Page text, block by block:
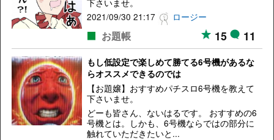
2021/09/30 21:17
ロージー
お題帳 15 11
もし低設定で楽しめて勝てる6号機があるな
らオススメできるのでは
【お題嬢】おすすめパチスロ6号機を教えて
下さいませ。
どーも皆さん、ないはるです。 おすすめの6
号機とは。しかも、6号機ならではの部分に
触れていただきたいと...